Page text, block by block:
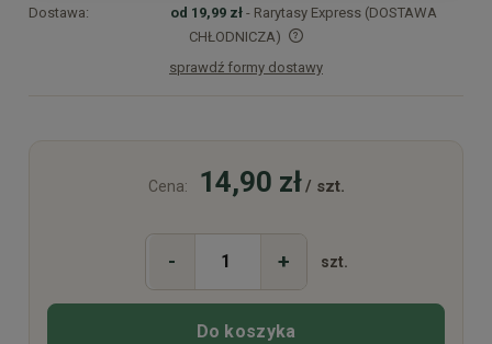
Dostawa: od 19,99 zł - Rarytasy Express (DOSTAWA
CHŁODNICZA)
Cena nie zawiera ewentualnych kosztów płatności
sprawdź formy dostawy
Cena: 14,90 zł/ szt.
- + szt.
Do koszyka